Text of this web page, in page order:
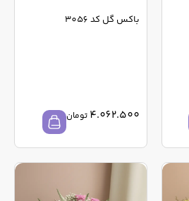
باکس گل کد 3056
4.062.500 تومان